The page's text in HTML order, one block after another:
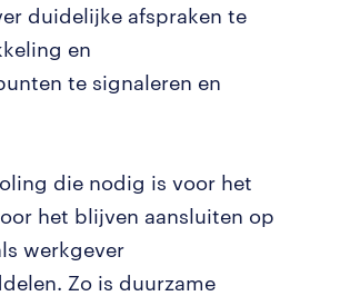
duidelijke afspraken te
en
te signaleren en
die nodig is voor het
het blijven aansluiten op
werkgever
Zo is duurzame